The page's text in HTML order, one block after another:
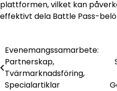
plattformen, vilket kan
effektivt dela Battle Pass-
Post
navigation
Evenemangssamarbete:
Partnerskap,
Tvärmarknadsföring,
Specialartiklar